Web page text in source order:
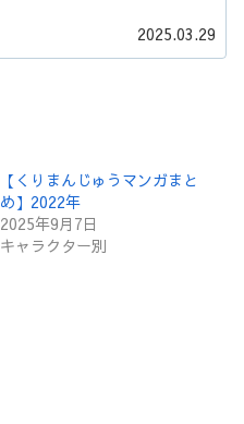
2025.03.29
【くりまんじゅうマンガまと
め】2022年
2025年9月7日
キャラクター別